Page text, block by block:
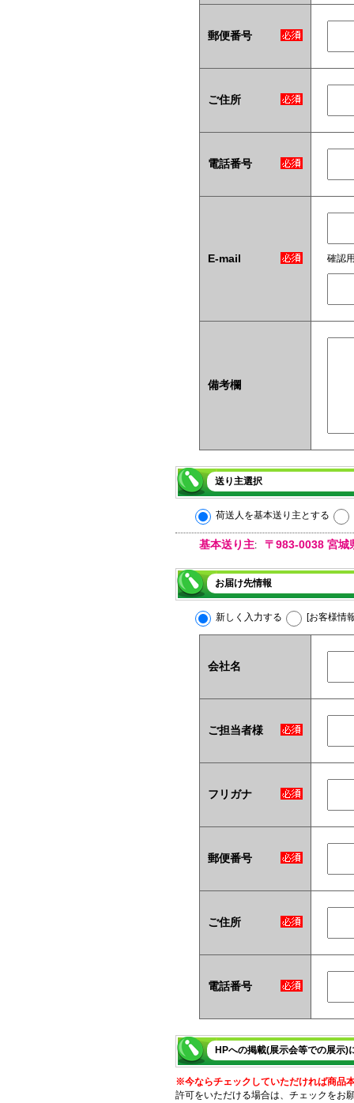
郵便番号
ご住所
電話番号
E-mail 確認
備考欄
送り主選択
荷送人を基本送り主とする
基本送り主: 〒983-0038 宮城
お届け先情報
新しく入力する [お客様情
会社名
ご担当者様
フリガナ
郵便番号
ご住所
電話番号
HPへの掲載(展示会等での展示)
※今ならチェックしていただければ商品
許可をいただける場合は、チェックをお